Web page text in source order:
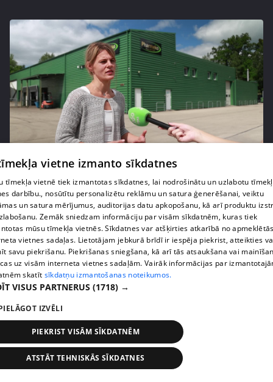
Melleņu zelta drudzis: kas nosaka iepirkuma
cenu?
409. epizode
pirms 1 nedēļas, 3 dienām
vietne izmanto sīkdatnes
tīmekļa vietnē tiek izmantotas sīkdatnes, lai nodrošinātu un uzlabotu
darbību., nosūtītu personalizētu reklāmu un satura ģenerēšanai, veiktu
un satura mērījumus, auditorijas datu apkopošanu, kā arī produktu
Zemāk sniedzam informāciju par visām sīkdatnēm, kuras tiek
mūsu tīmekļa vietnēs. Sīkdatnes var atšķirties atkarībā no
vietnes sadaļas. Lietotājam jebkurā brīdī ir iespēja piekrist, atteikties
savu piekrišanu. Piekrišanas sniegšana, kā arī tās atsaukšana vai
uz visām interneta vietnes sadaļām. Vairāk informācijas par
skatīt sīkdatņu izmantošanas noteikumos.
VISUS PARTNERUS (1718) →
IZVĒLI
PIEKRIST VISĀM SĪKDATNĒM
ATSTĀT TEHNISKĀS SĪKDATNES